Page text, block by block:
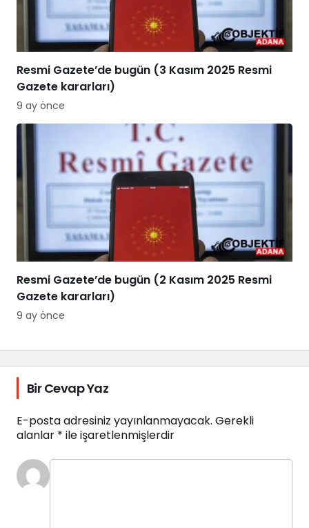
Resmi Gazete’de bugün (3 Kasım 2025 Resmi
Gazete kararları)
9 ay önce
Resmi Gazete’de bugün (2 Kasım 2025 Resmi
Gazete kararları)
9 ay önce
Bir Cevap Yaz
E-posta adresiniz yayınlanmayacak. Gerekli
alanlar * ile işaretlenmişlerdir